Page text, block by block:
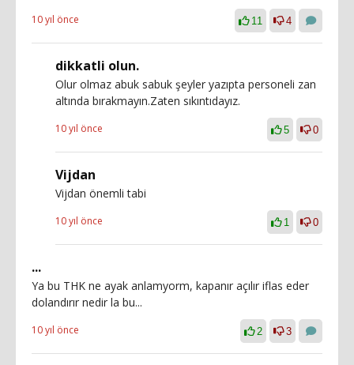
10 yıl önce 11 4
dikkatli olun.
Olur olmaz abuk sabuk şeyler yazıpta personeli zan
altında bırakmayın.Zaten sıkıntıdayız.
10 yıl önce 5 0
Vijdan
Vijdan önemli tabi
10 yıl önce 1 0
...
Ya bu THK ne ayak anlamyorm, kapanır açılır iflas eder
dolandırır nedir la bu...
10 yıl önce 2 3